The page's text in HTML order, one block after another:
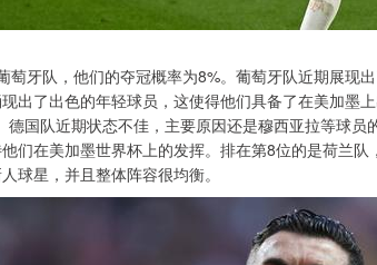
萄牙队，他们的夺冠概率为8%。葡萄牙队近期展现
出了出色的年轻球员，这使得他们具备了在美加墨
德国队近期状态不佳，主要原因还是穆西亚拉等球
们在美加墨世界杯上的发挥。排在第8位的是荷兰
球星，并且整体阵容很均衡。